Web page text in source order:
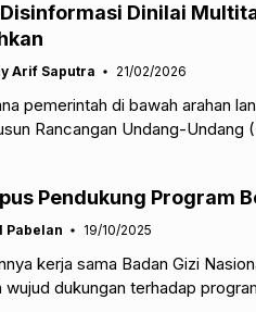
Disinformasi Dinilai
Arif Saputra 21/02/2026
pemerintah di bawah arahan
Rancangan Undang-Undang
Pendukung Program
Pabelan 19/10/2025
kerja sama Badan Gizi
wujud dukungan terhadap